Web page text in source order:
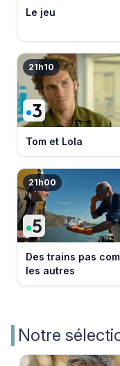
Le jeu
21h10
Tom et Lola
21h00
Des trains pas
les autres
Notre